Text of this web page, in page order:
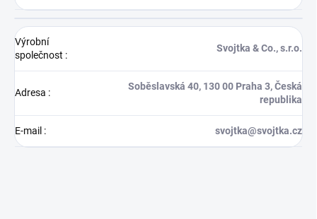
Výrobní
společnost :
Svojtka & Co., s.r.o.
Adresa :
Soběslavská 40, 130 00 Praha 3, Česká
republika
E-mail : svojtka@svojtka.cz